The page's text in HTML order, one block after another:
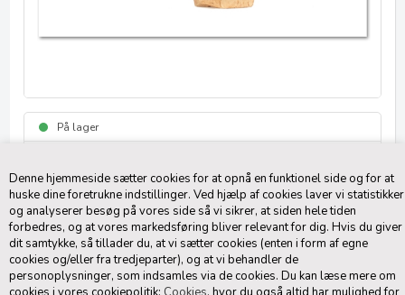
Denne hjemmeside sætter cookies for at opnå en funktionel side og for at
huske dine foretrukne indstillinger. Ved hjælp af cookies laver vi statistikker
og analyserer besøg på vores side så vi sikrer, at siden hele tiden
forbedres, og at vores markedsføring bliver relevant for dig. Hvis du giver
dit samtykke, så tillader du, at vi sætter cookies (enten i form af egne
cookies og/eller fra tredjeparter), og at vi behandler de
personoplysninger, som indsamles via de cookies. Du kan læse mere om
På lager
Føj til Favoritliste
20,00DKK (inkl. moms)
Vælg kortstørrelse